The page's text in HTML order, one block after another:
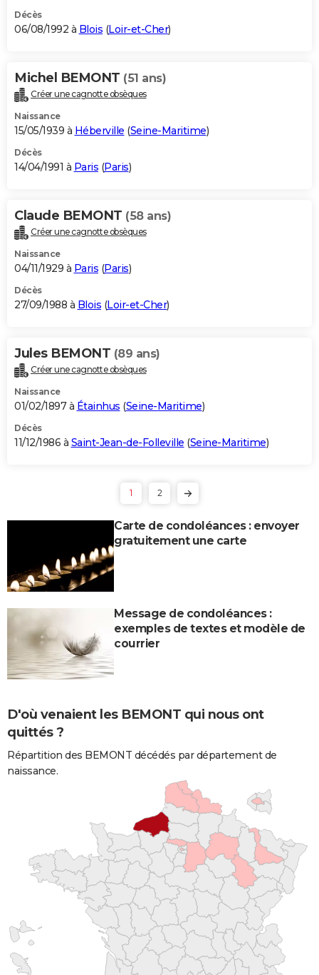
Décès
06/08/1992 à Blois (Loir-et-Cher)
Michel BEMONT (51 ans)
Créer une cagnotte obsèques
Naissance
15/05/1939 à Héberville (Seine-Maritime)
Décès
14/04/1991 à Paris (Paris)
Claude BEMONT (58 ans)
Créer une cagnotte obsèques
Naissance
04/11/1929 à Paris (Paris)
Décès
27/09/1988 à Blois (Loir-et-Cher)
Jules BEMONT (89 ans)
Créer une cagnotte obsèques
Naissance
01/02/1897 à Étainhus (Seine-Maritime)
Décès
11/12/1986 à Saint-Jean-de-Folleville (Seine-Maritime)
1 2
Carte de condoléances : envoyer
gratuitement une carte
Message de condoléances :
exemples de textes et modèle de
courrier
D'où venaient les BEMONT qui nous ont
quittés ?
Répartition des BEMONT décédés par département de
naissance.